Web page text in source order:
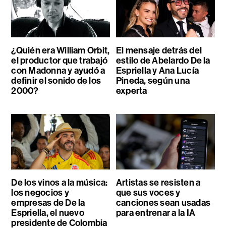
¿Quién era William Orbit,
el productor que trabajó
con Madonna y ayudó a
definir el sonido de los
2000?
El mensaje detrás del
estilo de Abelardo De la
Espriella y Ana Lucía
Pineda, según una
experta
De los vinos a la música:
los negocios y
empresas de De la
Espriella, el nuevo
presidente de Colombia
Artistas se resisten a
que sus voces y
canciones sean usadas
para entrenar a la IA